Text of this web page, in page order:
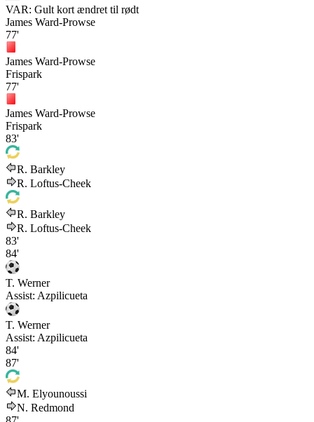
VAR: Gult kort ændret til rødt
James Ward-Prowse
77'
James Ward-Prowse
Frispark
77'
James Ward-Prowse
Frispark
83'
R. Barkley
R. Loftus-Cheek
R. Barkley
R. Loftus-Cheek
83'
84'
T. Werner
Assist: Azpilicueta
T. Werner
Assist: Azpilicueta
84'
87'
M. Elyounoussi
N. Redmond